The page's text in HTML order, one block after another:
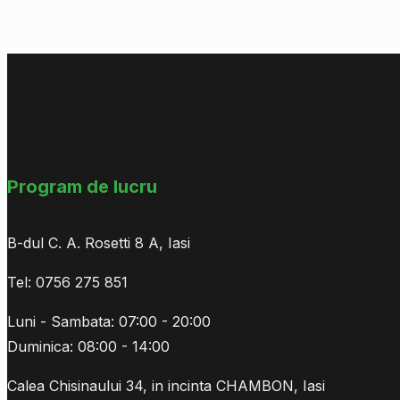
Program de lucru
B-dul C. A. Rosetti 8 A, Iasi
Tel: 0756 275 851
Luni - Sambata: 07:00 - 20:00
Duminica: 08:00 - 14:00
Calea Chisinaului 34, in incinta CHAMBON, Iasi